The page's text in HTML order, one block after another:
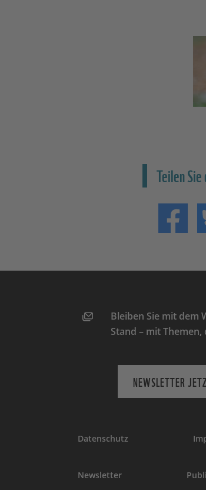
Teilen
Bleiben Sie mit dem
Stand – mit
NEWSLETTER
Datenschutz
Newsletter